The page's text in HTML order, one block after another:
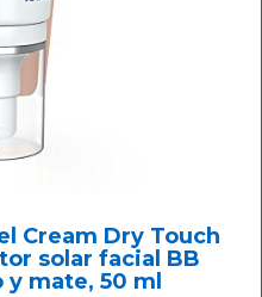
Cream Dry Touch
solar facial BB
mate, 50 ml